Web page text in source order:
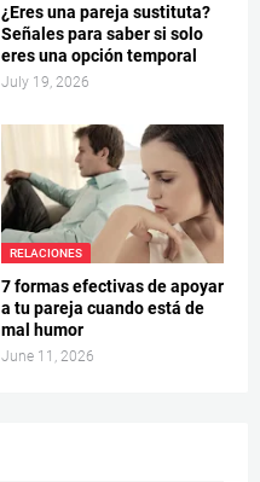
¿Eres una pareja sustituta?
Señales para saber si solo
eres una opción temporal
July 19, 2026
RELACIONES
7 formas efectivas de apoyar
a tu pareja cuando está de
mal humor
June 11, 2026